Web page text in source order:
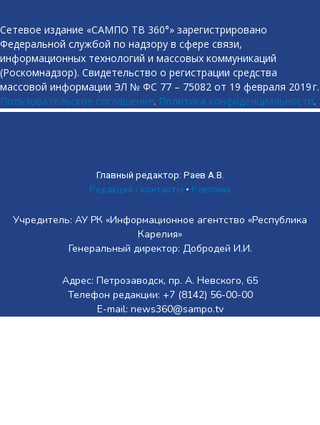
Сетевое издание «САМПО ТВ 360°» зарегистрировано
Федеральной службой по надзору в сфере связи,
информационных технологий и массовых коммуникаций
(Роскомнадзор). Свидетельство о регистрации средства
массовой информации ЭЛ № ФС 77 – 75082 от 19 февраля 2019 г.
Пользовательское соглашение. Политика конфиденциальности.
Главный редактор: Раев А.В.
Редакция / контакты • Реклама
Учредитель: АУ РК «Информационное агентство «Республика
Карелия»
Генеральный директор: Добродей И.И.
Адрес: Петрозаводск, пр. А. Невского, 65
Телефон редакции: +7 (8142) 56-00-00
E-mail: news360@sampo.tv